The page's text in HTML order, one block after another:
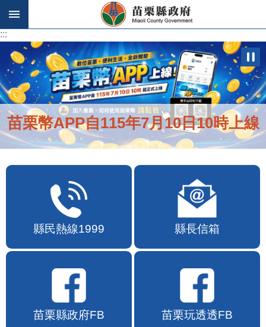
跳到主要內容區塊
:::
苗栗幣APP自115年7月10日10時上線
縣民熱線1999 縣長信箱
苗栗縣政府FB 苗栗玩透透FB